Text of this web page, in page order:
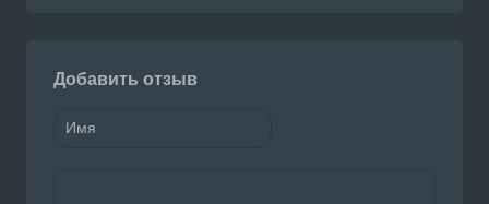
Добавить отзыв